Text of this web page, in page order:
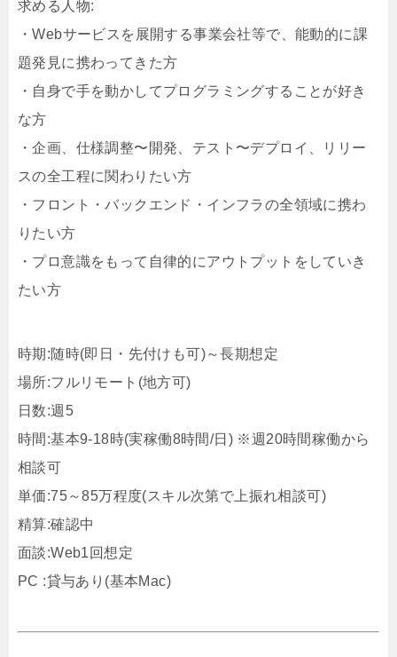
求める人物:
・Webサービスを展開する事業会社等で、能動的に課
題発見に携わってきた方
・自身で手を動かしてプログラミングすることが好き
な方
・企画、仕様調整〜開発、テスト〜デプロイ、リリー
スの全工程に関わりたい方
・フロント・バックエンド・インフラの全領域に携わ
りたい方
・プロ意識をもって自律的にアウトプットをしていき
たい方
時期:随時(即日・先付けも可)～長期想定
場所:フルリモート(地方可)
日数:週5
時間:基本9‐18時(実稼働8時間/日) ※週20時間稼働から
相談可
単価:75～85万程度(スキル次第で上振れ相談可)
精算:確認中
面談:Web1回想定
PC :貸与あり(基本Mac)